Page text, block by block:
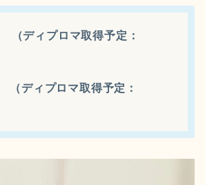
（ディプロマ取得予定：
（ディプロマ取得予定：